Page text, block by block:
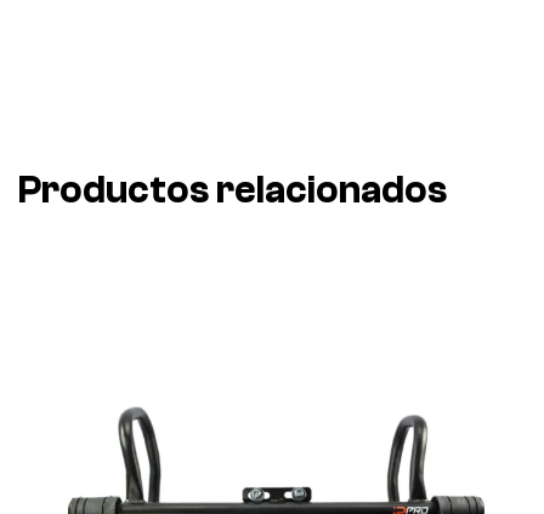
Productos relacionados